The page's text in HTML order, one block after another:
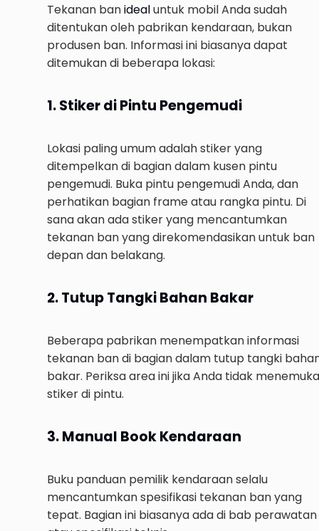
Tekanan banidealuntuk mobil Anda sudah
ditentukan oleh pabrikan kendaraan, bukan
produsen ban. Informasi ini biasanya dapat
ditemukan di beberapa lokasi:
1. Stiker di Pintu Pengemudi
Lokasi paling umum adalah stiker yang
ditempelkan di bagian dalam kusen pintu
pengemudi. Buka pintu pengemudi Anda, dan
perhatikan bagian frame atau rangka pintu. Di
sana akan ada stiker yang mencantumkan
tekanan ban yang direkomendasikan untuk ban
depan dan belakang.
2. Tutup Tangki Bahan Bakar
Beberapa pabrikan menempatkan informasi
tekanan ban di bagian dalam tutup tangki
bakar. Periksa area ini jika Anda tidak
stiker di pintu.
3. Manual Book Kendaraan
Buku panduan pemilik kendaraan selalu
mencantumkan spesifikasi tekanan ban yang
tepat. Bagian ini biasanya ada di bab perawatan